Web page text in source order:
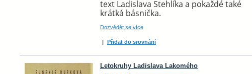
text Ladislava Stehlíka a pokaždé také
krátká básnička.
Dozvědět se více
Přidat do srovnání
Letokruhy Ladislava Lakomého